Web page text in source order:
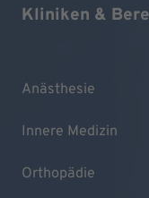
Kliniken &
Anästhesie
Innere Medizin
Orthopädie